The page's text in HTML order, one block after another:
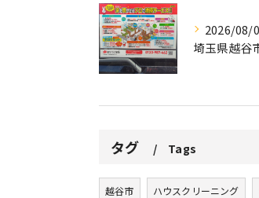
2026/08/
タグ Tags
越谷市 ハウスクリーニング